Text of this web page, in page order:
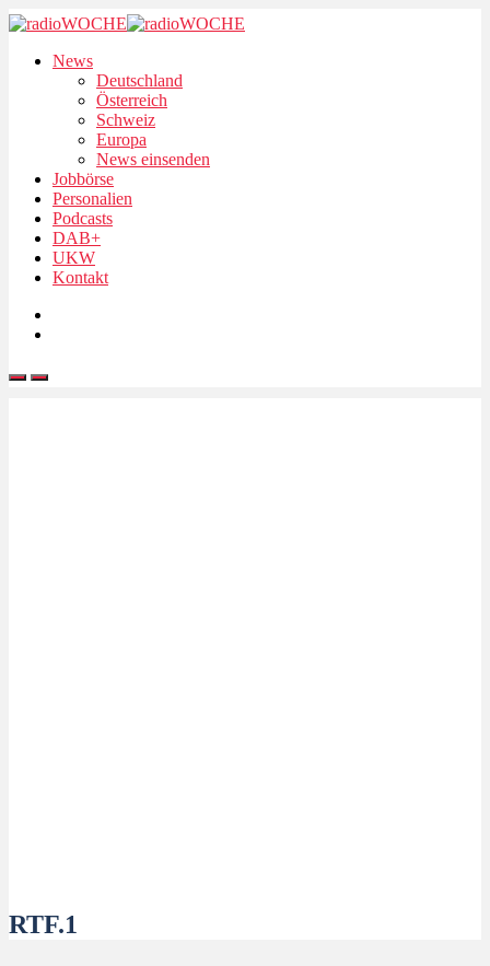
News
Deutschland
Österreich
Schweiz
Europa
News einsenden
Jobbörse
Personalien
Podcasts
DAB+
UKW
Kontakt
RTF.1